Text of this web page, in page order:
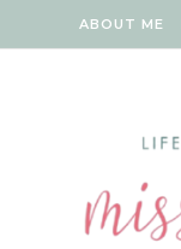
ABOUT ME